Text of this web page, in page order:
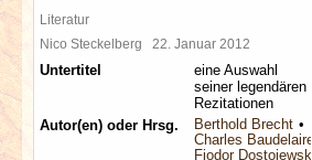
Literatur
Nico Steckelberg 22. Januar 2012
Untertitel
eine Auswahl
seiner legendären
Rezitationen
Autor(en) oder Hrsg.
Berthold Brecht
Charles Baudelaire
Fjodor Dostojewskij